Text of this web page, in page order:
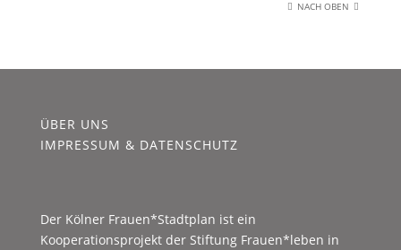
NACH OBEN
ÜBER UNS
IMPRESSUM & DATENSCHUTZ
Der Kölner Frauen*Stadtplan ist ein
Kooperationsprojekt der Stiftung Frauen*leben in